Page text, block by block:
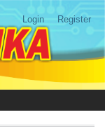
Login Register